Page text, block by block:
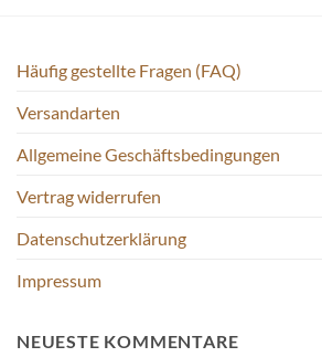
können
der
gewählt
Häufig gestellte Fragen (FAQ)
Versandarten
Allgemeine Geschäftsbedingungen
Vertrag widerrufen
Datenschutzerklärung
Impressum
NEUESTE KOMMENTARE